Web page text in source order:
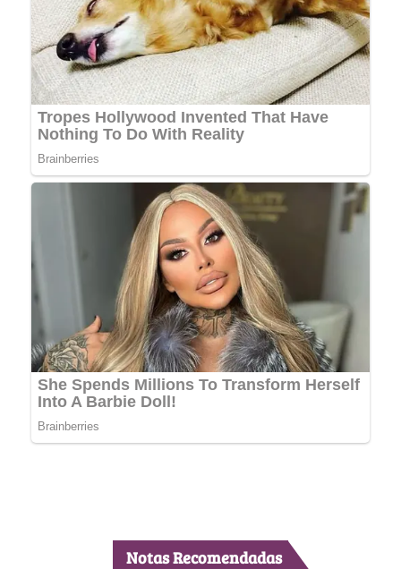
Notas Recomendadas